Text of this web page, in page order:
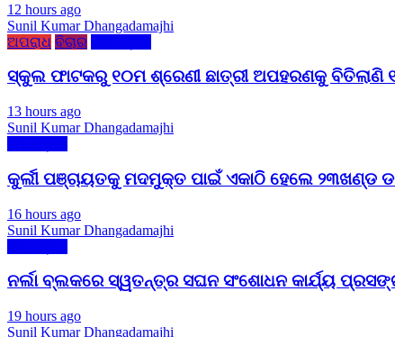
12 hours ago
Sunil Kumar Dhangadamajhi
ଅପରାଧ ବିଚାର
ସ୍କୁଲ ଫାଟକରୁ ୧୦ମ ଶ୍ରେଣୀ ଛାତ୍ରୀ ଅପହରଣକୁ ବିତିଲାଣି
13 hours ago
Sunil Kumar Dhangadamajhi
କୁର୍ଲୀ ପଞ୍ଚାୟତକୁ ମଦମୁକ୍ତ ପାଇଁ ଏକାଠି ହେଲେ ୨୩ଖଣ୍ଡ
16 hours ago
Sunil Kumar Dhangadamajhi
ନର୍ଲା ବ୍ଲକରେ ସ୍ୱତନ୍ତ୍ର ସଘନ ସଂଶୋଧନ କାର୍ଯ୍ୟ
19 hours ago
Sunil Kumar Dhangadamajhi